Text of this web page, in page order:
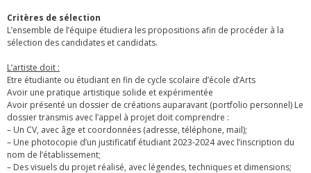
Critères de sélection
L’ensemble de l’équipe étudiera les propositions afin de procéder à la
sélection des candidates et candidats.
L’artiste doit :
Etre étudiante ou étudiant en fin de cycle scolaire d’école d’Arts
Avoir une pratique artistique solide et expérimentée
Avoir présenté un dossier de créations auparavant (portfolio personnel) Le
dossier transmis avec l’appel à projet doit comprendre :
– Un CV, avec âge et coordonnées (adresse, téléphone, mail);
– Une photocopie d’un justificatif étudiant 2023-2024 avec l’inscription du
nom de l’établissement;
– Des visuels du projet réalisé, avec légendes, techniques et dimensions;